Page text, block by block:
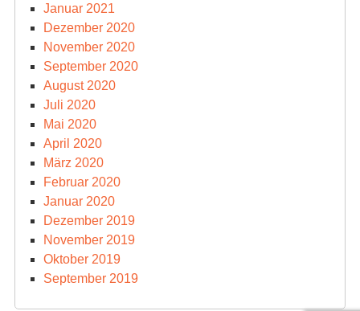
Januar 2021
Dezember 2020
November 2020
September 2020
August 2020
Juli 2020
Mai 2020
April 2020
März 2020
Februar 2020
Januar 2020
Dezember 2019
November 2019
Oktober 2019
September 2019